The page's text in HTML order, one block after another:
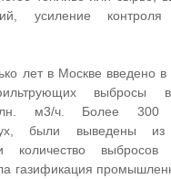
усиление
лет в Москве введено
выбросы
м3/ч. Более 300
были выведены
количество выбросов
газификация